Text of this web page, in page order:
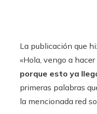
La publicación que
«Hola, vengo a
porque esto ya
primeras palabras
la mencionada red